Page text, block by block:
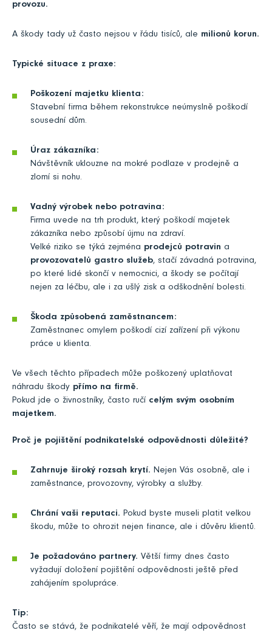
provozu.
A škody tady už často nejsou v řádu tisíců, ale milionů korun.
Typické situace z praxe:
Poškození majetku klienta:
Stavební firma během rekonstrukce neúmyslně poškodí
sousední dům.
Úraz zákazníka:
Návštěvník uklouzne na mokré podlaze v prodejně a
zlomí si nohu.
Vadný výrobek nebo potravina:
Firma uvede na trh produkt, který poškodí majetek
zákazníka nebo způsobí újmu na zdraví.
Velké riziko se týká zejména prodejců potravin a
provozovatelů gastro služeb, stačí závadná potravina,
po které lidé skončí v nemocnici, a škody se počítají
nejen za léčbu, ale i za ušlý zisk a odškodnění bolesti.
Škoda způsobená zaměstnancem:
Zaměstnanec omylem poškodí cizí zařízení při výkonu
práce u klienta.
Ve všech těchto případech může poškozený uplatňovat
náhradu škody přímo na firmě.
Pokud jde o živnostníky, často ručí celým svým osobním
majetkem.
Proč je pojištění podnikatelské odpovědnosti důležité?
Zahrnuje široký rozsah krytí. Nejen Vás osobně, ale i
zaměstnance, provozovny, výrobky a služby.
Chrání vaši reputaci. Pokud byste museli platit velkou
škodu, může to ohrozit nejen finance, ale i důvěru klientů.
Je požadováno partnery. Větší firmy dnes často
vyžadují doložení pojištění odpovědnosti ještě před
zahájením spolupráce.
Tip:
Často se stává, že podnikatelé věří, že mají odpovědnost